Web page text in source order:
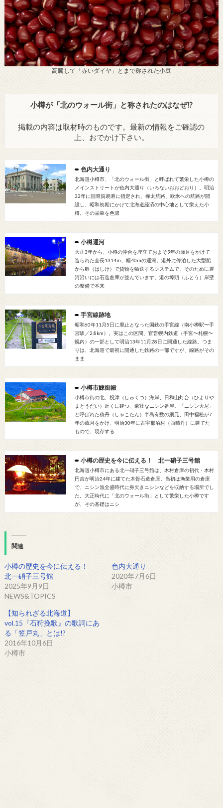
高騰して「赤いダイヤ」とまで称された小豆
小樽が「北のウォール街」と称されたのはなぜ!?
掲載の内容は取材時のものです。最新の情報をご確認の
上、おでかけ下さい。
色内大通り
北海道小樽市、「北のウォール街」と呼ばれて繁栄した小樽の
メインストリートが色内大通り（いろないおおどおり）。明治
32年に国際貿易港に指定され、樺太航路、欧米への航路が開
設し、昭和初期にかけて北海道経済の中心地として栄えた小
樽。その栄華を色濃
小樽運河
大正3年から、小樽の沖合を埋立ておよそ9年の歳月をかけて
造られた全長1314m、幅40mの運河。港外に停泊した大型船
から艀（はしけ）で貨物を輸送するシステムで、そのために運
河沿いには石造倉庫が並んでいます。港の埠頭（ふとう）岸壁
の整備で本来
手宮線跡地
昭和60年11月5日に廃止となった国鉄の手宮線（南小樽駅〜手
宮駅／2.8km）。実はこの区間、官営幌内鉄道（手宮〜札幌〜
幌内）の一部として明治13年11月28日に開通した線路。つま
りは、北海道で最初に開通した鉄路の一部ですが、線路がその
まま
小樽市鰊御殿
小樽市街の北、祝津（しゅくつ）海岸、日和山灯台（ひよりや
まとうだい）近くに建つ、豪壮なニシン番屋。「ニシン大尽」
と呼ばれた積丹（しゃこたん）半島有数の網元、田中福松が7
年の歳月をかけ、明治30年に古宇郡泊村（西積丹）に建てた
もので、現存する
小樽の歴史を今に伝える！ 北一硝子三号館
北海道小樽市にある北一硝子三号館は、木村倉庫の初代・木村
円吉が明治24年に建てた木骨石造倉庫。当初は漁業用の倉庫
で、ニシン漁全盛時代に身欠きニシンなどを収納する場所でし
た。大正時代に「北のウォール街」として繁栄した小樽です
が、その基礎はニシ
関連
小樽の歴史を今に伝える！
北一硝子三号館
2025年9月9日
NEWS&TOPICS
色内大通り
2020年7月6日
小樽市
【知られざる北海道】
vol.15『石狩挽歌』の歌詞にあ
る「笠戸丸」とは!?
2016年10月6日
小樽市